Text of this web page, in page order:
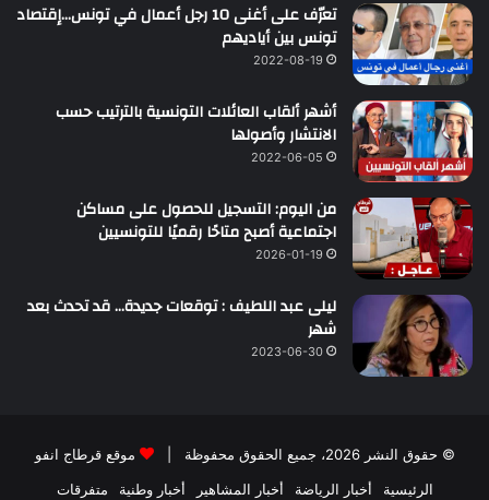
تعرّف على أغنى 10 رجل أعمال في تونس…إقتصاد
تونس بين أياديهم
2022-08-19
أشهر ألقاب العائلات التونسية بالترتيب حسب
الانتشار وأصولها
2022-06-05
من اليوم: التسجيل للحصول على مساكن
اجتماعية أصبح متاحًا رقميًا للتونسيين
2026-01-19
ليلى عبد اللطيف : توقعات جديدة… قد تحدث بعد
شهر
2023-06-30
© حقوق النشر 2026، جميع الحقوق محفوظة |
موقع قرطاج انفو
الرئيسية
أخبار الرياضة أخبار المشاهير أخبار وطنية متفرقات